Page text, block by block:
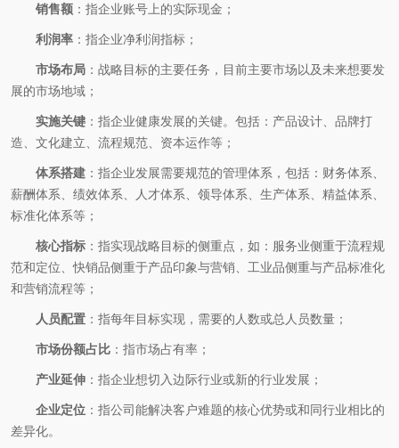
销售额 ：指企业账号上的实际现金；
利润率 ：指企业净利润指标；
市场布局 ：战略目标的主要任务，目前主要市场以及未来想要发
展的市场地域；
实施关键 ：指企业健康发展的关键。包括：产品设计、品牌打
造、文化建立、流程规范、资本运作等；
体系搭建 ：指企业发展需要规范的管理体系，包括：财务体系、
薪酬体系、绩效体系、人才体系、领导体系、生产体系、精益体系、
标准化体系等；
核心指标 ：指实现战略目标的侧重点，如：服务业侧重于流程规
范和定位、快销品侧重于产品印象与营销、工业品侧重与产品标准化
和营销流程等；
人员配置 ：指每年目标实现，需要的人数或总人员数量；
市场份额占比 ：指市场占有率；
产业延伸 ：指企业想切入边际行业或新的行业发展；
企业定位 ：指公司能解决客户难题的核心优势或和同行业相比的
差异化。